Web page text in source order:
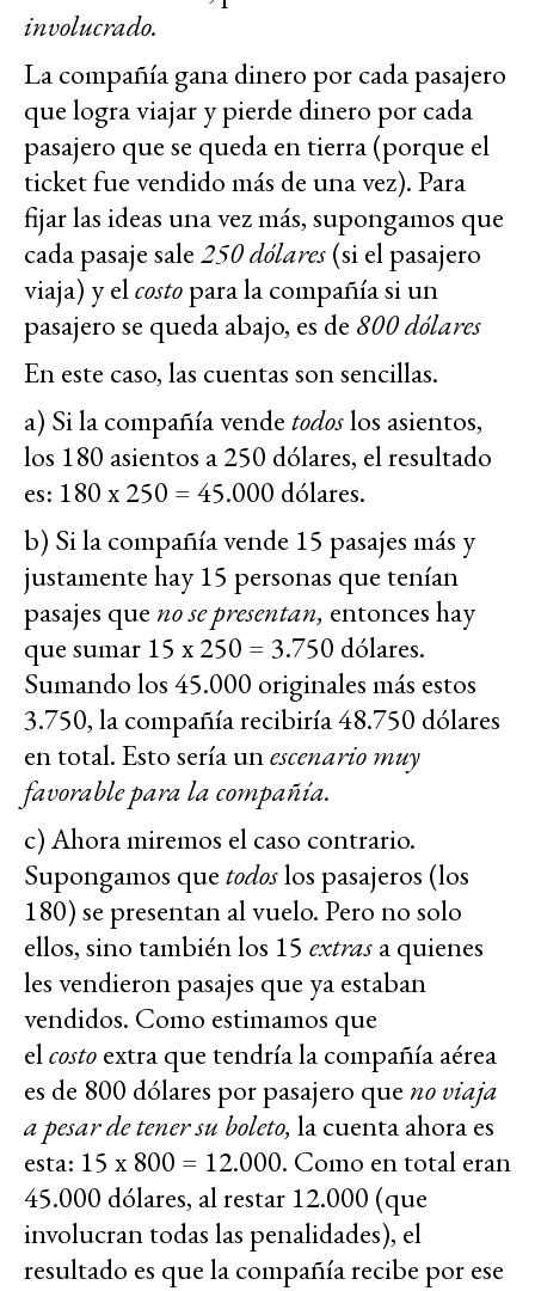
involucrado.
La compañía gana dinero por cada pasajero
que logra viajar y pierde dinero por cada
pasajero que se queda en tierra (porque el
ticket fue vendido más de una vez). Para
fijar las ideas una vez más, supongamos que
cada pasaje sale250 dólares(si el pasajero
viaja) y elcostopara la compañía si un
pasajero se queda abajo, es de 800 dólares
En este caso, las cuentas son sencillas.
a) Si la compañía vendetodoslos asientos,
los 180 asientos a 250 dólares, el resultado
es: 180 x 250 = 45.000 dólares.
b) Si la compañía vende 15 pasajes más y
justamente hay 15 personas que tenían
pasajes que no se presentan, entonces hay
que sumar 15 x 250 = 3.750 dólares.
Sumando los 45.000 originales más estos
3.750, la compañía recibiría 48.750 dólares
en total. Esto sería unescenario muy
favorable para la compañía.
c) Ahora miremos el caso contrario.
Supongamos quetodoslos pasajeros (los
180) se presentan al vuelo. Pero no solo
ellos, sino también los 15 extrasa quienes
les vendieron pasajes que ya estaban
vendidos. Como estimamos que
elcostoextra que tendría la compañía aérea
es de 800 dólares por pasajero que no viaja
a pesar de tener su boleto, la cuenta ahora es
esta: 15 x 800 = 12.000. Como en total eran
45.000 dólares, al restar 12.000 (que
involucran todas las penalidades), el
resultado es que la compañía recibe por ese